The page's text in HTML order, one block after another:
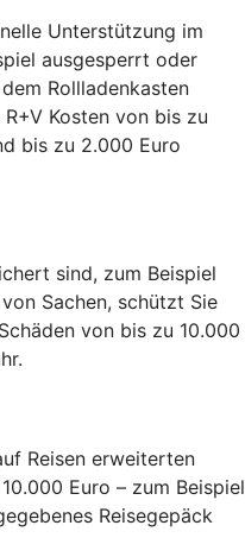
Unterstützung im
ausgesperrt oder
Rollladenkasten
Kosten von bis zu
bis zu 2.000 Euro
sind, zum Beispiel
Sachen, schützt Sie
von bis zu 10.000
Reisen erweiterten
Euro – zum Beispiel
Reisegepäck